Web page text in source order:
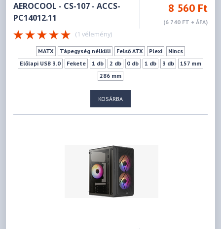
AEROCOOL - CS-107 - ACCS-
PC14012.11
8 560 Ft
(6 740 FT + ÁFA)
(1 vélemény)
MATX Tápegység nélküli Felső ATX Plexi
Nincs
Előlapi USB 3.0
Fekete 1 db 2 db 0 db 1 db 3 db
157 mm
286 mm
KOSÁRBA